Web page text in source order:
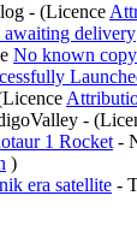
- (Licence
awaiting delivery
No known
-
1 Rocket -
)
era satellite -